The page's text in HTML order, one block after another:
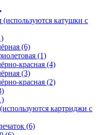
(используются катушки с
(6)
(1)
красная (4)
(3)
красная (2)
картриджи с
(6)